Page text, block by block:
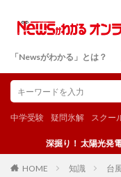
「Newsがわかる」とは？
中学受験 疑問氷解 スクー
深掘り！ 太陽光発電【月
HOME 知識 台